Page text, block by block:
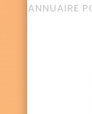
ANNUAIRE